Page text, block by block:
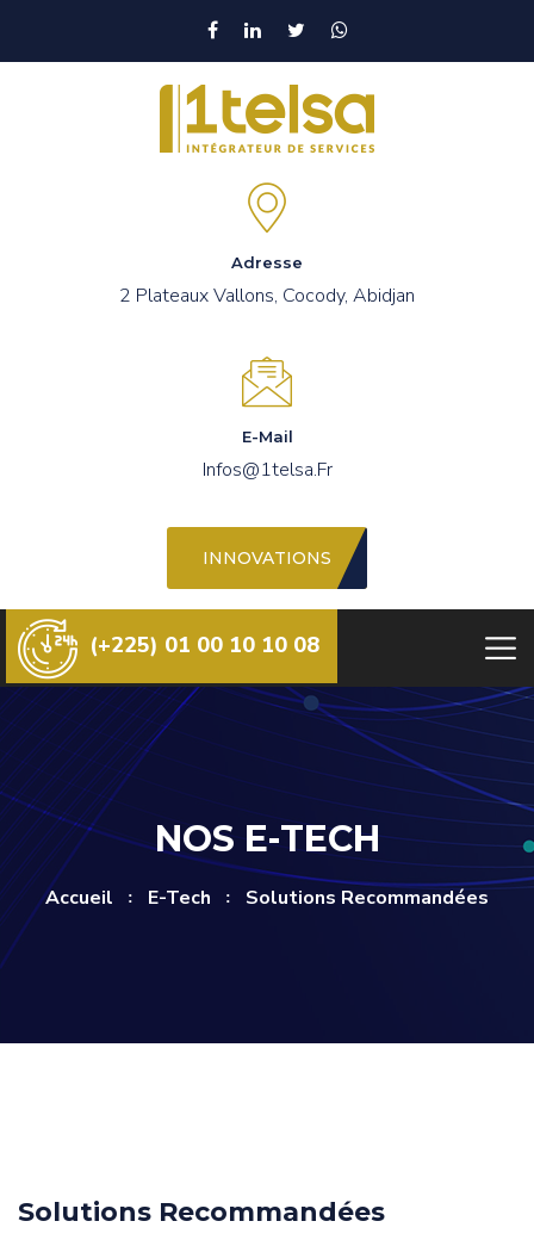
Adresse
2 Plateaux Vallons, Cocody, Abidjan
E-Mail
Infos@1telsa.fr
INNOVATIONS
(+225) 01 00 10 10 08
NOS E-TECH
Accueil E-Tech Solutions Recommandées
Solutions Recommandées